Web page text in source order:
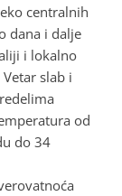
centralnih
dana i dalje
i lokalno
slab i
od
do 34